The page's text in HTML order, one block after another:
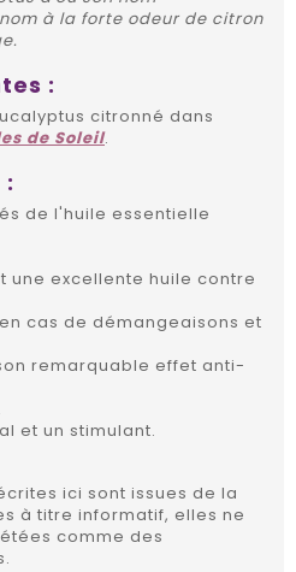
à la forte odeur de citron
:
citronné dans
de Soleil.
de l'huile essentielle
une excellente huile contre
cas de démangeaisons et
remarquable effet anti-
et un stimulant.
ici sont issues de la
à titre informatif, elles ne
comme des